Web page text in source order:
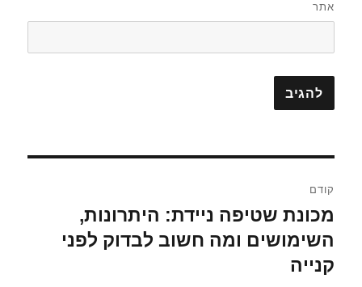
אתר
קודם
הפוסט
הקודם:
מכונת שטיפה ניידת: היתרונות,
השימושים ומה חשוב לבדוק לפני
קנייה